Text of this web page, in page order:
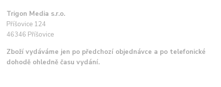
Trigon Media s.r.o.
Příšovice 124
46346 Příšovice
Zboží vydáváme jen po předchozí objednávce a po telefonické
dohodě ohledně času vydání.